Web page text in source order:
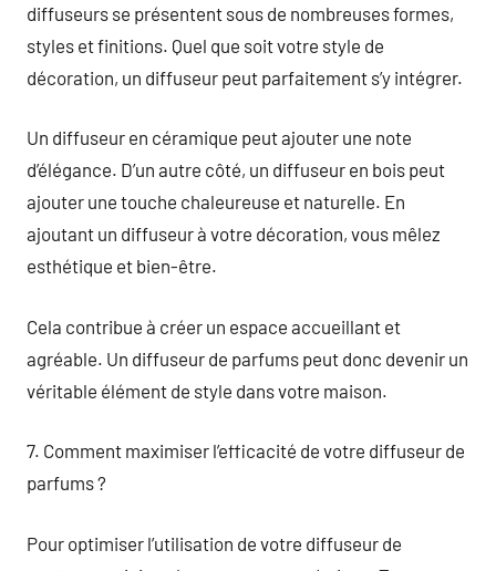
diffuseurs se présentent sous de nombreuses formes,
styles et finitions. Quel que soit votre style de
décoration, un diffuseur peut parfaitement s’y intégrer.
Un diffuseur en céramique peut ajouter une note
d’élégance. D’un autre côté, un diffuseur en bois peut
ajouter une touche chaleureuse et naturelle. En
ajoutant un diffuseur à votre décoration, vous mêlez
esthétique et bien-être.
Cela contribue à créer un espace accueillant et
agréable. Un diffuseur de parfums peut donc devenir un
véritable élément de style dans votre maison.
7. Comment maximiser l’efficacité de votre diffuseur de
parfums ?
Pour optimiser l’utilisation de votre diffuseur de